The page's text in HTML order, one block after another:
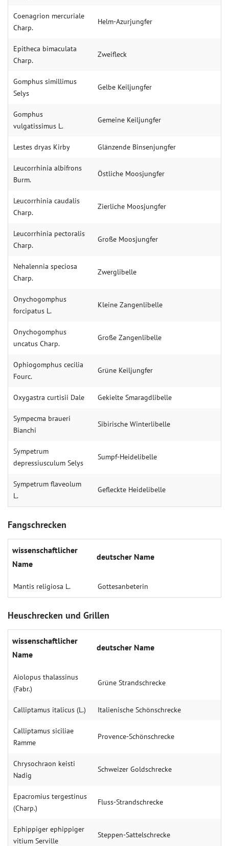
Coenagrion mercuriale
Charp.
Helm-Azurjungfer
Epitheca bimaculata
Charp.
Zweifleck
Gomphus simillimus
Selys
Gelbe Keiljungfer
Gomphus
vulgatissimus L.
Gemeine Keiljungfer
Lestes dryas Kirby Glänzende Binsenjungfer
Leucorrhinia albifrons
Burm.
Östliche Moosjungfer
Leucorrhinia caudalis
Charp.
Zierliche Moosjungfer
Leucorrhinia pectoralis
Charp.
Große Moosjungfer
Nehalennia speciosa
Charp.
Zwerglibelle
Onychogomphus
forcipatus L.
Kleine Zangenlibelle
Onychogomphus
uncatus Charp.
Große Zangenlibelle
Ophiogomphus cecilia
Fourc.
Grüne Keiljungfer
Oxygastra curtisii Dale Gekielte Smaragdlibelle
Sympecma braueri
Bianchi
Sibirische Winterlibelle
Sympetrum
depressiusculum Selys
Sumpf-Heidelibelle
Sympetrum flaveolum
L.
Gefleckte Heidelibelle
Fangschrecken
wissenschaftlicher
Name
deutscher Name
Mantis religiosa L. Gottesanbeterin
Heuschrecken und Grillen
wissenschaftlicher
Name
deutscher Name
Aiolopus thalassinus
(Fabr.)
Grüne Strandschrecke
Calliptamus italicus (L.) Italienische Schönschrecke
Calliptamus siciliae
Ramme
Provence-Schönschrecke
Chrysochraon keisti
Nadig
Schweizer Goldschrecke
Epacromius tergestinus
(Charp.)
Fluss-Strandschrecke
Ephippiger ephippiger
vitium Serville
Steppen-Sattelschrecke